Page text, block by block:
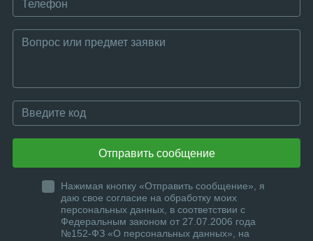
Отправить сообщение
Нажимая кнопку «Отправить сообщение», я
даю свое согласие на обработку моих
персональных данных, в соответствии с
Федеральным законом от 27.07.2006 года
№152-ФЗ «О персональных данных», на